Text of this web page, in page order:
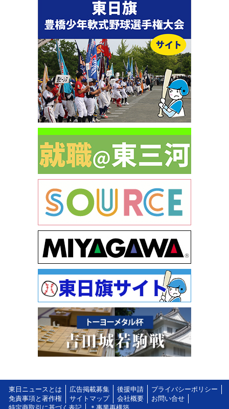
東日ニュースとは 広告掲載募集 後援申請
プライバシーポリシー
免責事項と著作権
サイトマップ 会社概要
お問い合せ